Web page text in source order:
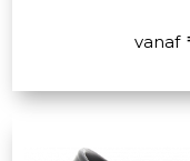
vanaf